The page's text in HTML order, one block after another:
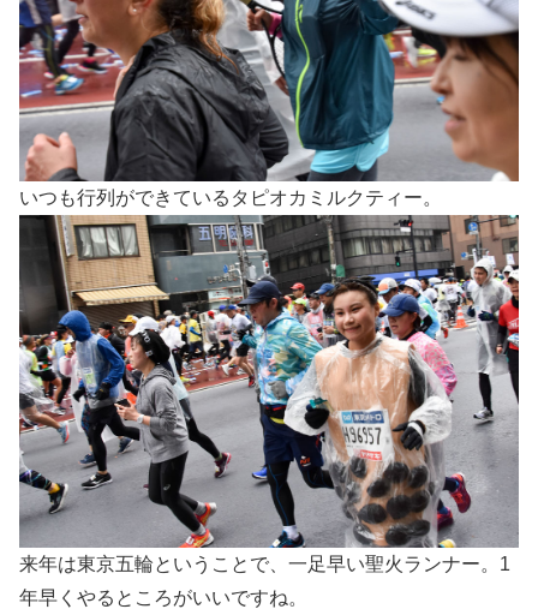
いつも行列ができているタピオカミルクティー。
来年は東京五輪ということで、一足早い聖火ランナー。1
年早くやるところがいいですね。